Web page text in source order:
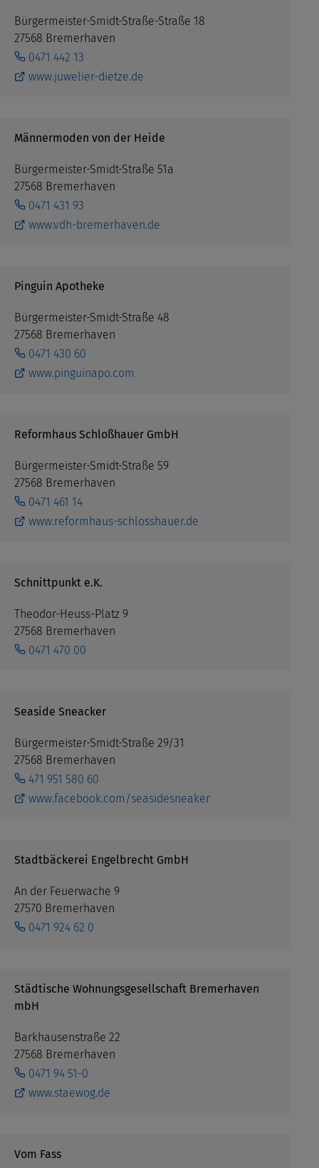
Bürgermeister-Smidt-Straße-Straße 18
27568 Bremerhaven
0471 442 13
www.juwelier-dietze.de
Männermoden von der Heide
Bürgermeister-Smidt-Straße 51a
27568 Bremerhaven
0471 431 93
www.vdh-bremerhaven.de
Pinguin Apotheke
Bürgermeister-Smidt-Straße 48
27568 Bremerhaven
0471 430 60
www.pinguinapo.com
Reformhaus Schloßhauer GmbH
Bürgermeister-Smidt-Straße 59
27568 Bremerhaven
0471 461 14
www.reformhaus-schlosshauer.de
Schnittpunkt e.K.
Theodor-Heuss-Platz 9
27568 Bremerhaven
0471 470 00
Seaside Sneacker
Bürgermeister-Smidt-Straße 29/31
27568 Bremerhaven
471 951 580 60
www.facebook.com/seasidesneaker
Stadtbäckerei Engelbrecht GmbH
An der Feuerwache 9
27570 Bremerhaven
0471 924 62 0
Städtische Wohnungsgesellschaft Bremerhaven
mbH
Barkhausenstraße 22
27568 Bremerhaven
0471 94 51-0
www.staewog.de
Vom Fass